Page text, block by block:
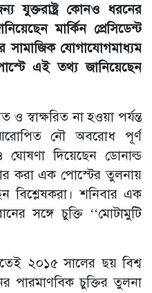
যুক্তরাষ্ট্র কোনও ধরনের
মার্কিন প্রেসিডেন্ট
সামাজিক যোগাযোগমাধ্যম
এই তথ্য জানিয়েছেন
ও স্বাক্ষরিত না হওয়া পর্যন্ত
আরোপিত নৌ অবরোধ পূর্ণ
দিয়েছেন ডোনাল্ড
করা এক পোস্টের তুলনায়
বিশ্লেষকরা। শনিবার এক
সঙ্গে চুক্তি ‌‘‘মোটামুটি
২০১৫ সালের ছয় বিশ্ব
পারমাণবিক চুক্তির তুলনা